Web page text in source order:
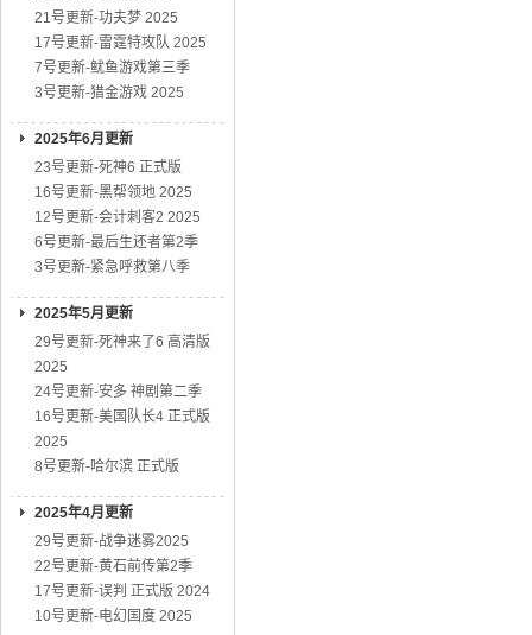
21号更新-功夫梦 2025
17号更新-雷霆特攻队 2025
7号更新-鱿鱼游戏第三季
3号更新-猎金游戏 2025
2025年6月更新
23号更新-死神6 正式版
16号更新-黑帮领地 2025
12号更新-会计刺客2 2025
6号更新-最后生还者第2季
3号更新-紧急呼救第八季
2025年5月更新
29号更新-死神来了6 高清版
2025
24号更新-安多 神剧第二季
16号更新-美国队长4 正式版
2025
8号更新-哈尔滨 正式版
2025年4月更新
29号更新-战争迷雾2025
22号更新-黄石前传第2季
17号更新-误判 正式版 2024
10号更新-电幻国度 2025